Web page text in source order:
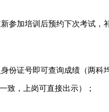
参加培训后预约下次考试
份证号即可查询成绩（两科
致，上岗可直接出示）；